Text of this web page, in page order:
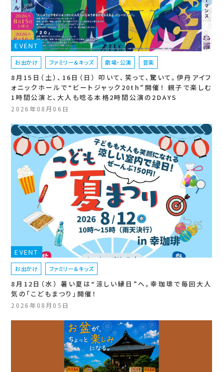
EVENT
お出かけ ファミリー＆キッズ 劇場・公演 音楽
8月15日（土）、16日（日） 叩いて、笑って、驚いて。伊丹アイフ
ォニックホールで“ビートジャック20th”開催！ 親子で楽しむ
1時間公演と、大人も唸る本格2時間公演の2DAYS
2026年08月06日
EVENT
お出かけ ファミリー＆キッズ
8月12日（水） 暑い夏は“涼しい縁日”へ。幸珈琲で毎回大人
気の「こどもまつり」開催！
2026年08月05日